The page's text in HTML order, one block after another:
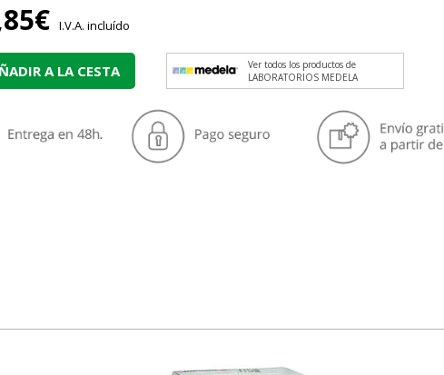
I.V.A. incluído
A LA CESTA
Ver todos los productos de
LABORATORIOS MEDELA